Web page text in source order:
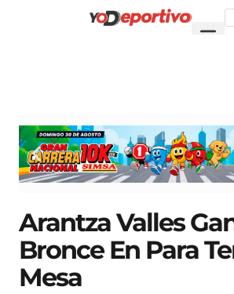
Arantza Valles
Bronce En Para
Mesa